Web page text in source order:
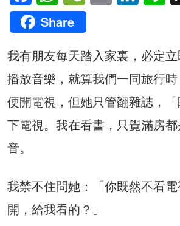
Share
我有朋友每天踏入家裏，必定
播放音樂，就算我們一同旅行
便開電視，但她只管翻雜誌，
下電視。我在看書，只覺滿房
音。
我禁不住問她：「你既然不看
開，給我看的？」